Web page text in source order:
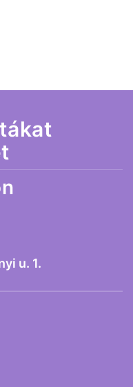
u. 1.